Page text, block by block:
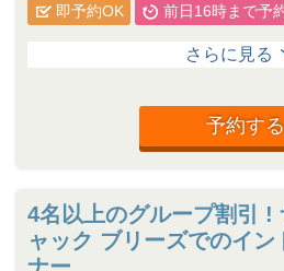
即予約OK 前日16時まで予
予約する
4名以上のグループ割引 !
ャック ブリーズでのイン